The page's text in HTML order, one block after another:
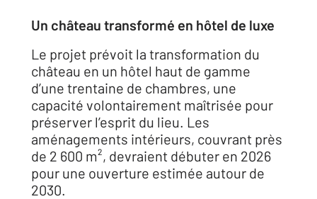
Un château transformé en hôtel de luxe
Le projet prévoit la transformation du
château en un hôtel haut de gamme
d’une trentaine de chambres, une
capacité volontairement maîtrisée pour
préserver l’esprit du lieu. Les
aménagements intérieurs, couvrant près
de 2 600 m², devraient débuter en 2026
pour une ouverture estimée autour de
2030.